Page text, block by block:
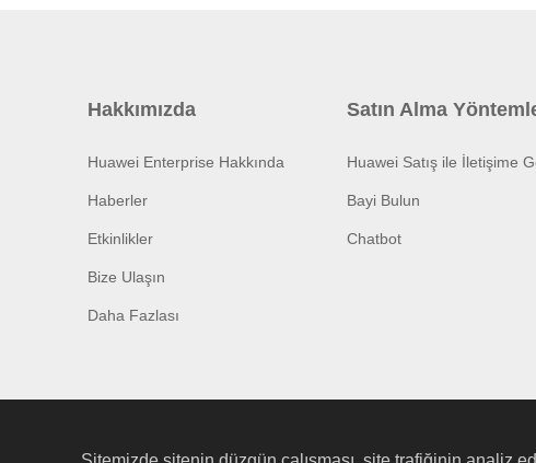
Hakkımızda
Huawei Enterprise Hakkında
Haberler
Etkinlikler
Bize Ulaşın
Daha Fazlası
Satın Alma
Huawei Satış ile İletişime
Bayi Bulun
Chatbot